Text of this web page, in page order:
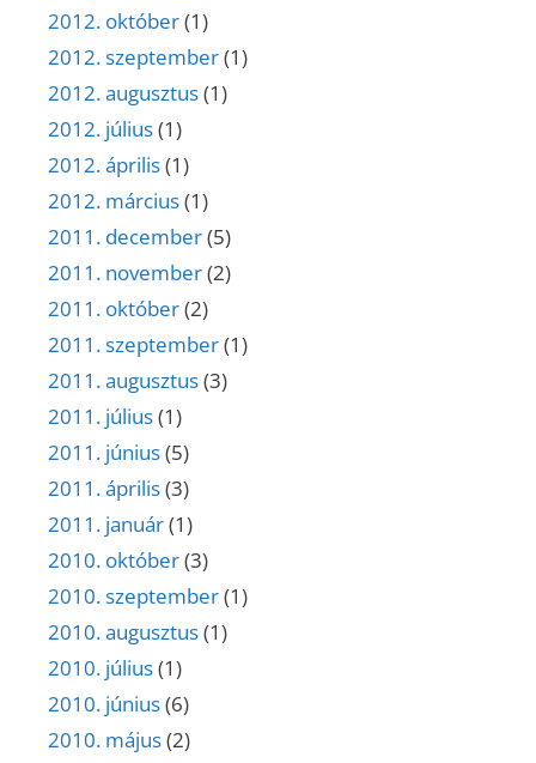
2012. október(1)
2012. szeptember(1)
2012. augusztus(1)
2012. július(1)
2012. április(1)
2012. március(1)
2011. december(5)
2011. november(2)
2011. október(2)
2011. szeptember(1)
2011. augusztus(3)
2011. július(1)
2011. június(5)
2011. április(3)
2011. január(1)
2010. október(3)
2010. szeptember(1)
2010. augusztus(1)
2010. július(1)
2010. június(6)
2010. május(2)